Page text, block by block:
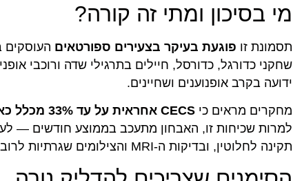
מי בסיכון ומתי זה קורה?
תסמונת זו פוגעת בעיקר בצעירים ספורטאים העוסקים
שחקני כדורגל, כדורסל, חיילים בתרגילי שדה ורוכבי
ידועה בקרב אופנוענים ושחיינים.
מחקרים מראים כי CECS אחראית על עד 33% מכלל כאבי השוק הכרוניים בספורטאים פעילים
למרות שכיחות זו, האבחון מתעכב בממוצע חודשים —
תקינה לחלוטין, ובדיקות ה-MRI והצילומים שגרתיות לרוב אינן מגלות כלום.